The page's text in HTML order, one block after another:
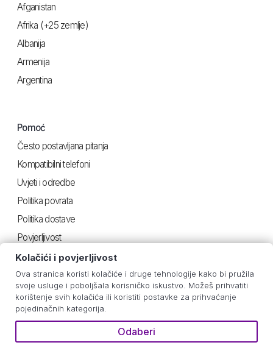
Afganistan
Afrika (+25 zemlje)
Albanija
Armenija
Argentina
Pomoć
Često postavljana pitanja
Kompatibilni telefoni
Uvjeti i odredbe
Politika povrata
Politika dostave
Povjerljivost
Korisno
Upute za iOS
Android upute
Procjena potrošnje
Kolačići i povjerljivost
Ova stranica koristi kolačiće i druge tehnologije kako bi pružila
svoje usluge i poboljšala korisničko iskustvo. Možeš prihvatiti
korištenje svih kolačića ili koristiti postavke za prihvaćanje
pojedinačnih kategorija.
Odaberi